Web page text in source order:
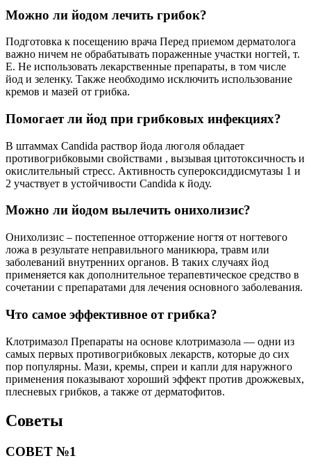
Можно ли йодом лечить грибок?
Подготовка к посещению врача Перед приемом дерматолога
важно ничем не обрабатывать пораженные участки ногтей, т.
Е. Не использовать лекарственные препараты, в том числе
йод и зеленку. Также необходимо исключить использование
кремов и мазей от грибка.
Помогает ли йод при грибковых инфекциях?
В штаммах Candida раствор йода люголя обладает
противогрибковыми свойствами , вызывая цитотоксичность и
окислительный стресс. Активность супероксиддисмутазы 1 и
2 участвует в устойчивости Candida к йоду.
Можно ли йодом вылечить онихолизис?
Онихолизис – постепенное отторжение ногтя от ногтевого
ложа в результате неправильного маникюра, травм или
заболеваний внутренних органов. В таких случаях йод
применяется как дополнительное терапевтическое средство в
сочетании с препаратами для лечения основного заболевания.
Что самое эффективное от грибка?
Клотримазол Препараты на основе клотримазола — одни из
самых первых противогрибковых лекарств, которые до сих
пор популярны. Мази, кремы, спреи и капли для наружного
применения показывают хороший эффект против дрожжевых,
плесневых грибков, а также от дерматофитов.
Советы
СОВЕТ №1